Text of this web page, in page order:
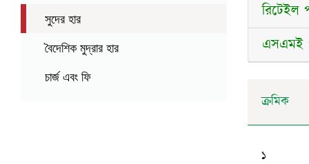
সুদের হার
বৈদেশিক মুদ্রার হার
চার্জ এবং ফি
রিটেইল
এসএমই
ক্রমিক
১